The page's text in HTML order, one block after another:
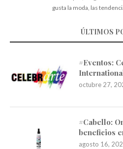
gusta la moda, las
ÚLTIMOS
#Eventos:
octubre 27,
#Cabello:
beneficios
agosto 16,